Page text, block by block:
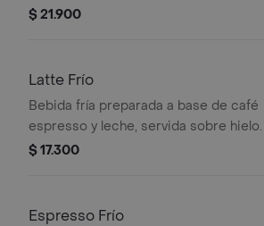
un leve sabor especiado de canela,
$ 21.900
Latte Frío
Bebida fría preparada a base de café
espresso y leche, servida sobre hielo.
$ 17.300
Espresso Frío